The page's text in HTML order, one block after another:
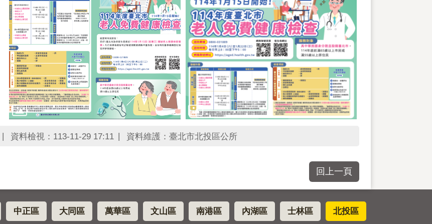
資料檢視：113-11-29 17:11 資料維護：臺北市北投區公所
回上一頁
中正區 大同區 萬華區 文山區 南港區 內湖區 士林區 北投區